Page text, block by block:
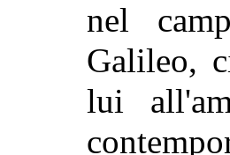
nel
Galileo,
lui